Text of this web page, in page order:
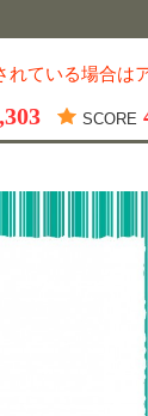
れている場合は
SCORE